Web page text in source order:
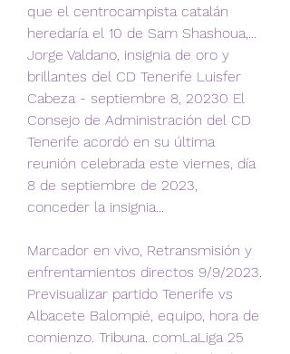
que el centrocampista catalán
heredaría el 10 de Sam Shashoua,...
Jorge Valdano, insignia de oro y
brillantes del CD Tenerife Luisfer
Cabeza - septiembre 8, 20230 El
Consejo de Administración del CD
Tenerife acordó en su última
reunión celebrada este viernes, día
8 de septiembre de 2023,
conceder la insignia...
Marcador en vivo, Retransmisión y
enfrentamientos directos 9/9/2023.
Previsualizar partido Tenerife vs
Albacete Balompié, equipo, hora de
comienzo. Tribuna. comLaLiga 25